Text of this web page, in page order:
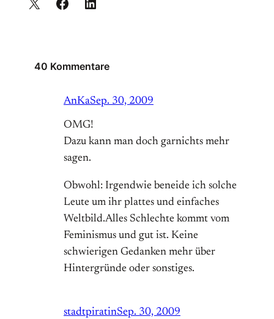
40 Kommentare
AnKaSep. 30, 2009
OMG!
Dazu kann man doch garnichts mehr
sagen.
Obwohl: Irgendwie beneide ich solche
Leute um ihr plattes und einfaches
Weltbild.Alles Schlechte kommt vom
Feminismus und gut ist. Keine
schwierigen Gedanken mehr über
Hintergründe oder sonstiges.
stadtpiratinSep. 30, 2009